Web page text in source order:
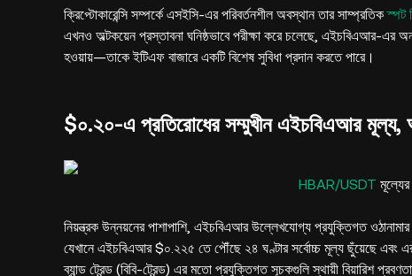
ক্রিপ্টোকারেন্সি সম্পর্কে এসইসি-এর পরিবর্তনশীল অবস্থান তার সাম্প্রতিকস্পট
এখনও অল্টকয়েন প্রস্তাবনা ঘনিষ্ঠভাবে পরীক্ষা করে চলেছে, এইচবিএআর-এর
হওয়ায়—তাকে ইটিএফ বাজারে একটি বিশেষ সুবিধা প্রদান করতে পারে।
$০.২০-এ প্রতিরোধের সম্মুখীন এইচবিএআর মূল্য,
HBAR/USDT
নিয়ন্ত্রক উন্নয়নের পাশাপাশি, এইচবিএআর উল্লেখযোগ্য প্রযুক্তিগত
যেখানে এইচবিএআর $০.২২৫ তে পৌঁছে ২৪ ঘণ্টার সর্বোচ্চ মূল্য ছুঁয়েছে এবং
ব্যান্ড ট্রেন্ড (বিবি-ট্রেন্ড) এর মতো প্রযুক্তিগত সূচকগুলি স্থায়ী বিয়ারিশ